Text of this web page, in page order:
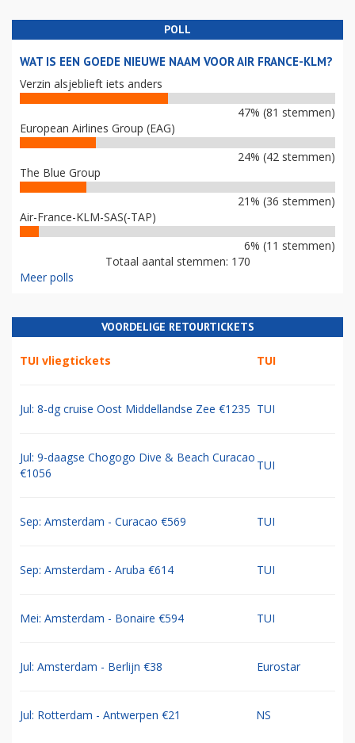
POLL
WAT IS EEN GOEDE NIEUWE NAAM VOOR AIR FRANCE-KLM?
Verzin alsjeblieft iets anders
47% (81 stemmen)
European Airlines Group (EAG)
24% (42 stemmen)
The Blue Group
21% (36 stemmen)
Air-France-KLM-SAS(-TAP)
6% (11 stemmen)
Totaal aantal stemmen: 170
Meer polls
VOORDELIGE RETOURTICKETS
TUI vliegtickets TUI
Jul: 8-dg cruise Oost Middellandse Zee €1235 TUI
Jul: 9-daagse Chogogo Dive & Beach Curacao
€1056
TUI
Sep: Amsterdam - Curacao €569 TUI
Sep: Amsterdam - Aruba €614 TUI
Mei: Amsterdam - Bonaire €594 TUI
Jul: Amsterdam - Berlijn €38 Eurostar
Jul: Rotterdam - Antwerpen €21 NS